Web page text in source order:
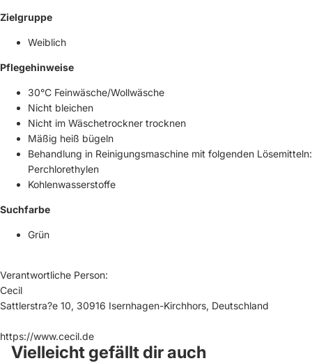
Zielgruppe
Weiblich
Pflegehinweise
30°C Feinwäsche/Wollwäsche
Nicht bleichen
Nicht im Wäschetrockner trocknen
Mäßig heiß bügeln
Behandlung in Reinigungsmaschine mit folgenden Lösemitteln:
Perchlorethylen
Kohlenwasserstoffe
Suchfarbe
Grün
Verantwortliche Person:
Cecil
Sattlerstra?e 10, 30916 Isernhagen-Kirchhors, Deutschland
https://www.cecil.de
Vielleicht gefällt dir auch